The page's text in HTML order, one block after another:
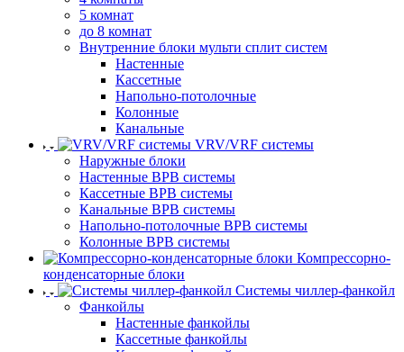
5 комнат
до 8 комнат
Внутренние блоки мульти сплит систем
Настенные
Кассетные
Напольно-потолочные
Колонные
Канальные
VRV/VRF системы
Наружные блоки
Настенные ВРВ системы
Кассетные ВРВ системы
Канальные ВРВ системы
Напольно-потолочные ВРВ системы
Колонные ВРВ системы
Компрессорно-
конденсаторные блоки
Системы чиллер-фанкойл
Фанкойлы
Настенные фанкойлы
Кассетные фанкойлы